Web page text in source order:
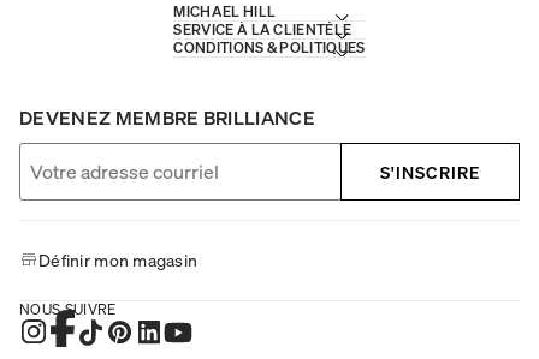
MICHAEL HILL
SERVICE À LA CLIENTÈLE
CONDITIONS & POLITIQUES
DEVENEZ MEMBRE BRILLIANCE
S'INSCRIRE
Définir mon magasin
NOUS SUIVRE